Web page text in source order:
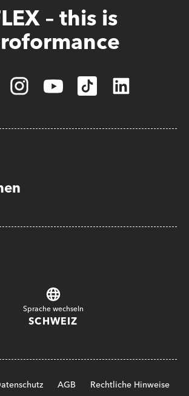
– this is
Sprache wechseln
SCHWEIZ
AGB Rechtliche Hinweise